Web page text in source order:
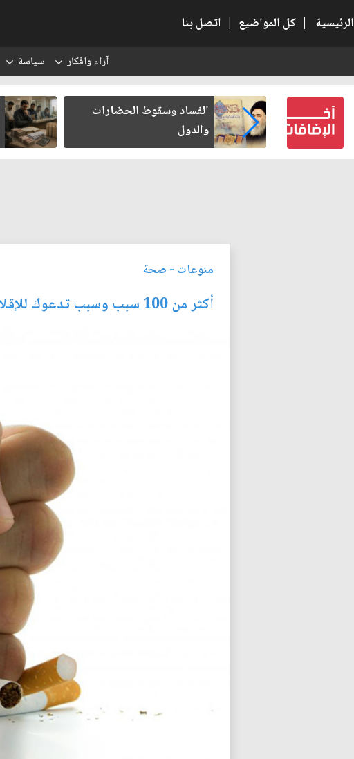
الرئيسية | كل المواضيع | اتصل بنا
آراء وافكار سياسة
كتب لنفسه
الفساد وسقوط الحضارات
والدول
منوعات - صحة
أكثر من 100 سبب وسبب تدعوك للإقلاع عن التدخين